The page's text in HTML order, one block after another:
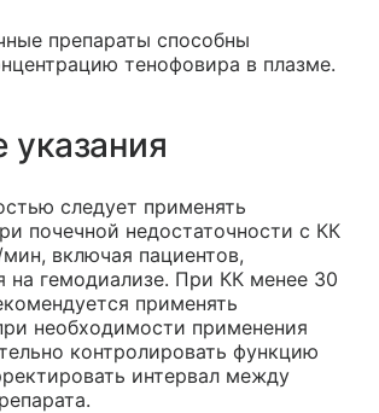
препараты способны
тенофовира в плазме.
следует применять
почечной недостаточности с КК
включая пациентов,
на гемодиализе. При КК менее 30
применять
необходимости применения
контролировать функцию
интервал между